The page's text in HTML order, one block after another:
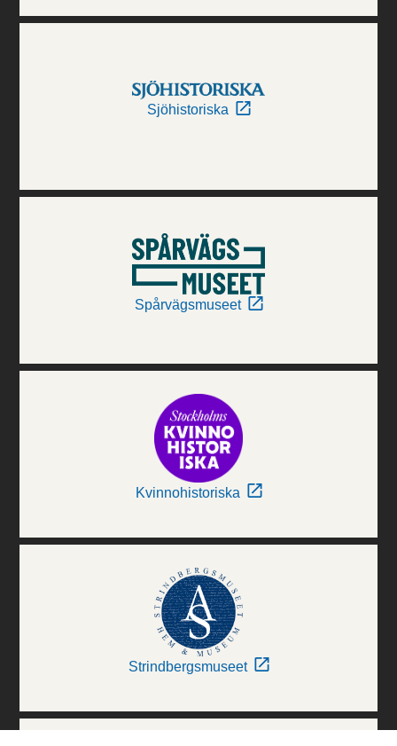
Sjöhistoriska
Spårvägsmuseet
Kvinnohistoriska
Strindbergsmuseet